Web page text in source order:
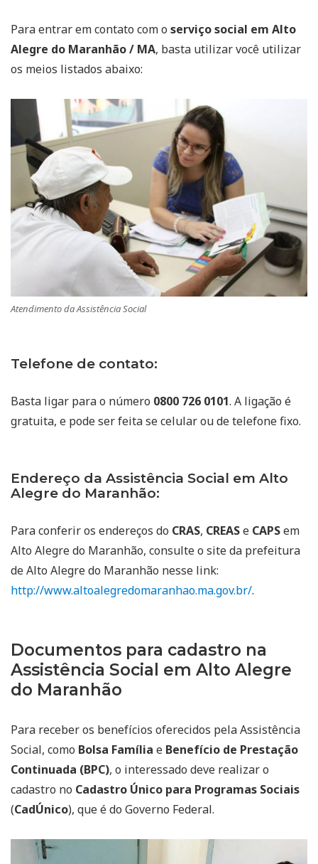
Para entrar em contato com o serviço social em Alto
Alegre do Maranhão / MA, basta utilizar você utilizar
os meios listados abaixo:
Atendimento da Assistência Social
Telefone de contato:
Basta ligar para o número 0800 726 0101. A ligação é
gratuita, e pode ser feita se celular ou de telefone fixo.
Endereço da Assistência Social em Alto
Alegre do Maranhão:
Para conferir os endereços do CRAS, CREASe CAPSem
Alto Alegre do Maranhão, consulte o site da prefeitura
de Alto Alegre do Maranhão nesse link:
http://www.altoalegredomaranhao.ma.gov.br/.
Documentos para cadastro na
Assistência Social em Alto Alegre
do Maranhão
Para receber os benefícios oferecidos pela Assistência
Social, como Bolsa Família e Benefício de Prestação
Continuada (BPC), o interessado deve realizar o
cadastro no Cadastro Único para Programas Sociais
(CadÚnico), que é do Governo Federal.